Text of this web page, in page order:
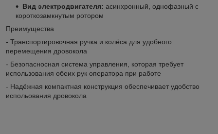
Вид электродвигателя: асинхронный, однофазный с
короткозамкнутым ротором
Преимущества
- Транспортировочная ручка и колёса для удобного
перемещения дровокола
- Безопасносная система управления, которая требует
использования обеих рук оператора при работе
- Надёжная компактная конструкция обеспечивает удобство
испольования дровокола